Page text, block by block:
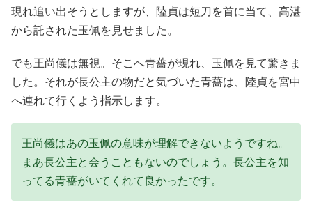
現れ追い出そうとしますが、陸貞は短刀を首に当て、高湛
から託された玉佩を見せました。
でも王尚儀は無視。そこへ青薔が現れ、玉佩を見て驚きま
した。それが長公主の物だと気づいた青薔は、陸貞を宮中
へ連れて行くよう指示します。
王尚儀はあの玉佩の意味が理解できないようですね。
まあ長公主と会うこともないのでしょう。長公主を知
ってる青薔がいてくれて良かったです。